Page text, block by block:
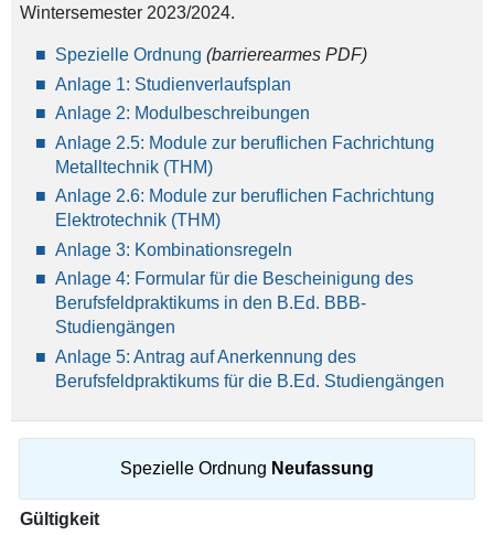
Wintersemester 2023/2024.
Spezielle Ordnung (barrierearmes PDF)
Anlage 1: Studienverlaufsplan
Anlage 2: Modulbeschreibungen
Anlage 2.5: Module zur beruflichen Fachrichtung
Metalltechnik (THM)
Anlage 2.6: Module zur beruflichen Fachrichtung
Elektrotechnik (THM)
Anlage 3: Kombinationsregeln
Anlage 4: Formular für die Bescheinigung des
Berufsfeldpraktikums in den B.Ed. BBB-
Studiengängen
Anlage 5: Antrag auf Anerkennung des
Berufsfeldpraktikums für die B.Ed. Studiengängen
Spezielle Ordnung Neufassung
Gültigkeit